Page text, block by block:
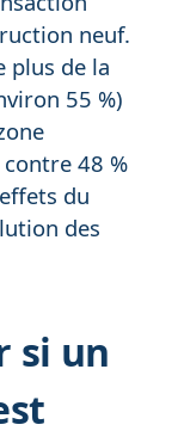
neuf.
plus de la
55 %)
48 %
du
des
si un